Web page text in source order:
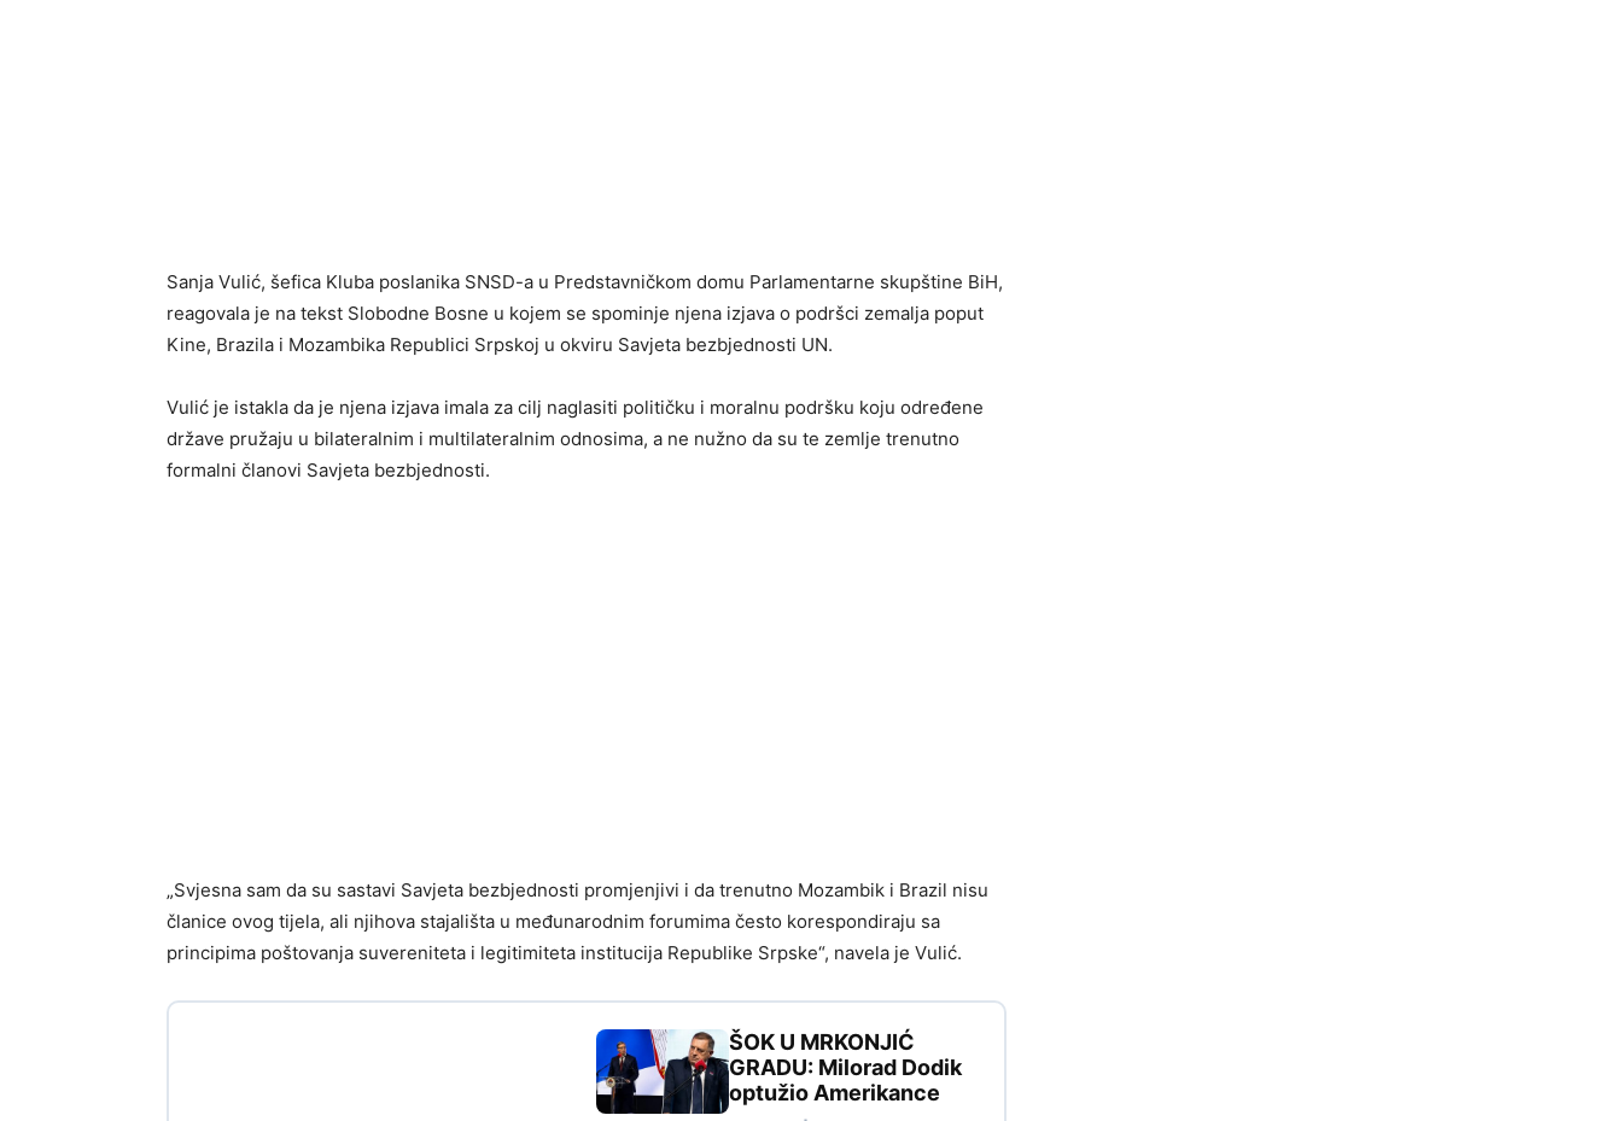
Sanja Vulić, šefica Kluba poslanika SNSD-a u Predstavničkom domu Parlamentarne skupštine BiH,
reagovala je na tekst Slobodne Bosne u kojem se spominje njena izjava o podršci zemalja poput
Kine, Brazila i Mozambika Republici Srpskoj u okviru Savjeta bezbjednosti UN.
Vulić je istakla da je njena izjava imala za cilj naglasiti političku i moralnu podršku koju određene
države pružaju u bilateralnim i multilateralnim odnosima, a ne nužno da su te zemlje trenutno
formalni članovi Savjeta bezbjednosti.
„Svjesna sam da su sastavi Savjeta bezbjednosti promjenjivi i da trenutno Mozambik i Brazil nisu
članice ovog tijela, ali njihova stajališta u međunarodnim forumima često korespondiraju sa
principima poštovanja suvereniteta i legitimiteta institucija Republike Srpske“, navela je Vulić.
ŠOK U MRKONJIĆ
GRADU: Milorad Dodik
optužio Amerikance